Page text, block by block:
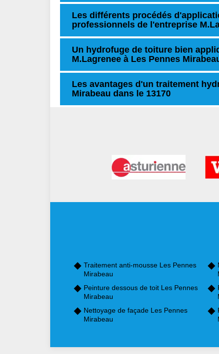
Les différents procédés
professionnels de l'entreprise
Un hydrofuge de toiture bien
M.Lagrenee à Les Pennes
Les avantages d'un traitement
Mirabeau dans le 13170
Traitement anti-mousse Les Pennes
Mirabeau
Peinture dessous de toit Les Pennes
Mirabeau
Nettoyage de façade Les Pennes
Mirabeau